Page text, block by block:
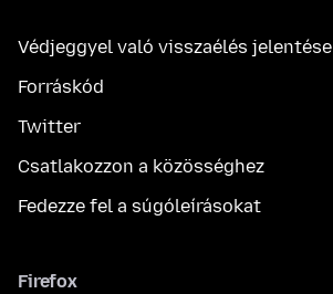
Védjeggyel való visszaélés jelentése
Forráskód
Twitter
Csatlakozzon a közösséghez
Fedezze fel a súgóleírásokat
Firefox